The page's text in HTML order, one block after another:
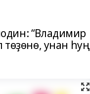
“Владимир
унан һуң